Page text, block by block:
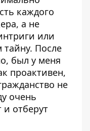
каждого
а не
или
тайну. После
был у меня
проактивен,
не
очень
и отберут